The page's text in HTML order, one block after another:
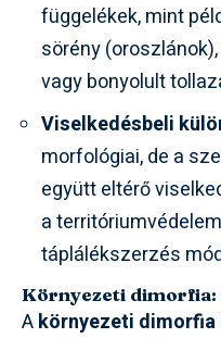
függelékek, mint
sörény
vagy bonyolult
Viselkedésbeli
morfológiai, de a
együtt eltérő
a
táplálékszerzés
Környezeti dimorfia:
Akörnyezeti dimorfia